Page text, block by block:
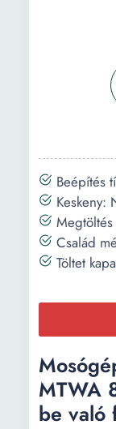
Beépítés
Keskeny:
Család
Töltet
MTWA
be való